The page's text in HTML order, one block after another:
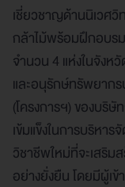
เชี่ยวชาญด้านนิเวศวิ
กล้าไม้พร้อมฝึกอบร
จำนวน 4 แห่งในจัง
และอนุรักษ์ทรัพยากร
(โครงการฯ) ของบริ
เข้มแข็งในการบริหา
วิชาชีพใหม่ที่จะเสริม
อย่างยั่งยืน โดยมีผู้เ